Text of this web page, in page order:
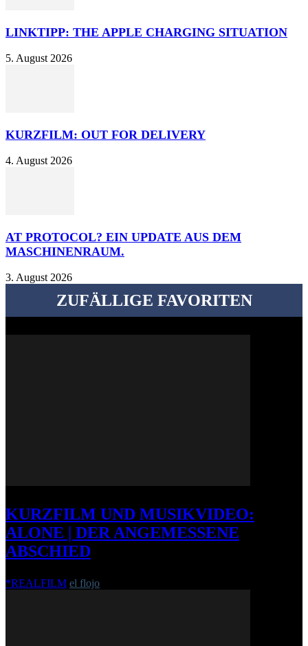
LINKTIPP: THE APPLE CHARGING SITUATION
5. August 2026
KURZFILM: OUT FOR DELIVERY
4. August 2026
AT PROTOCOL? EIN UPDATE AUS DEM
MASCHINENRAUM.
3. August 2026
ZUFÄLLIGE FAVORITEN
KURZFILM UND MUSIKVIDEO:
ALONE | DER ANGEMESSENE
ABSCHIED
*REALFILM el flojo